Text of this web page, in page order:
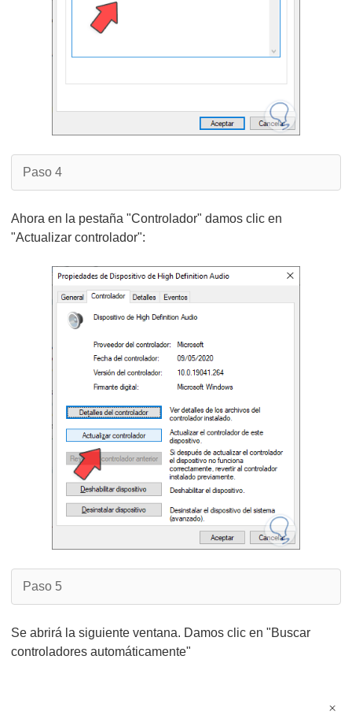
Paso 4
Ahora en la pestaña "Controlador" damos clic en
"Actualizar controlador":
Paso 5
Se abrirá la siguiente ventana. Damos clic en "Buscar
controladores automáticamente"